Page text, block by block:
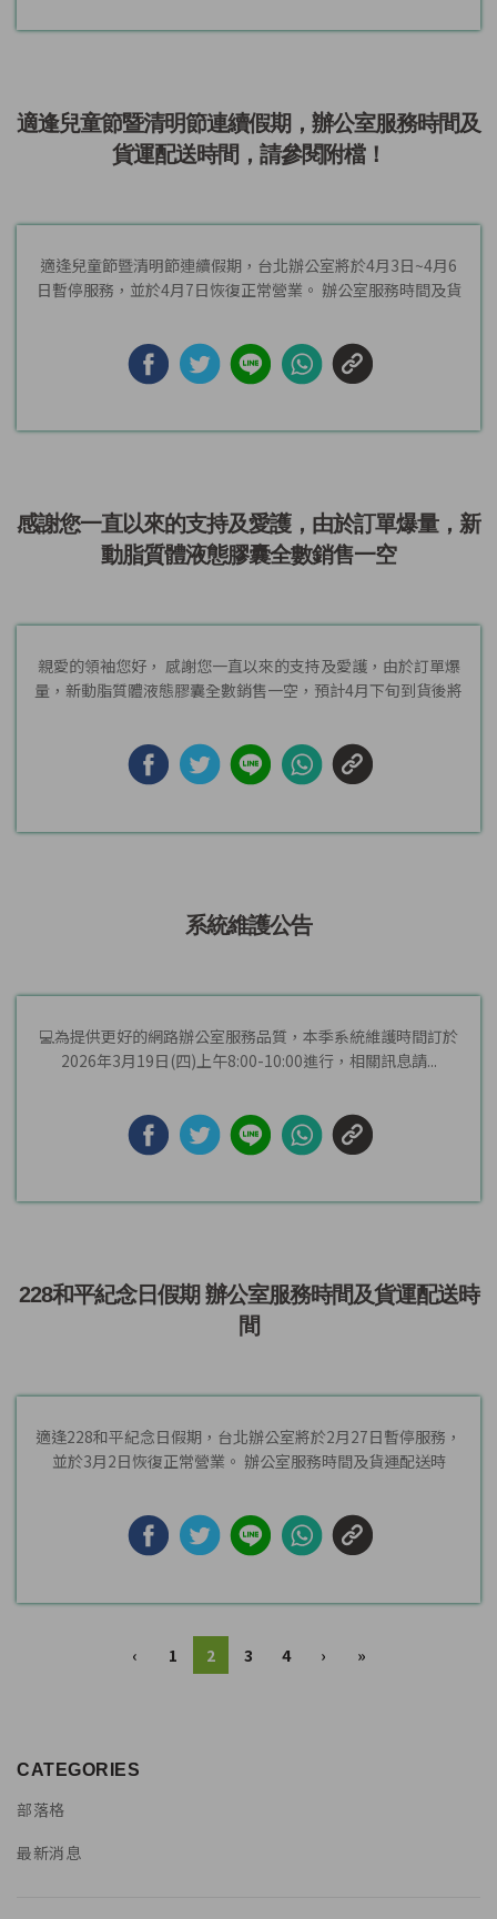
適逢兒童節暨清明節連續假期，辦公室服務時間及
貨運配送時間，請參閱附檔！
適逢兒童節暨清明節連續假期，台北辦公室將於4月3日~4月6
日暫停服務，並於4月7日恢復正常營業。 辦公室服務時間及貨
感謝您一直以來的支持及愛護，由於訂單爆量，新
動脂質體液態膠囊全數銷售一空
親愛的領袖您好， 感謝您一直以來的支持及愛護，由於訂單爆
量，新動脂質體液態膠囊全數銷售一空，預計4月下旬到貨後將
系統維護公告
💻為提供更好的網路辦公室服務品質，本季系統維護時間訂於
2026年3月19日(四)上午8:00-10:00進行，相關訊息請...
228和平紀念日假期 辦公室服務時間及貨運配送時
間
適逢228和平紀念日假期，台北辦公室將於2月27日暫停服務，
並於3月2日恢復正常營業。 辦公室服務時間及貨運配送時
‹ 1 2 3 4 › »
CATEGORIES
部落格
最新消息